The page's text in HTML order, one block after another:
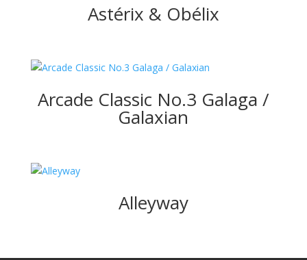
Astérix & Obélix
Arcade Classic No.3 Galaga /
Galaxian
Alleyway